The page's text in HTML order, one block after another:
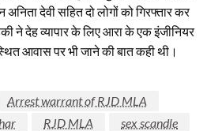
अनिता देवी सहित दो लोगों को गिरफ्तार कर
ने देह व्यापार के लिए आरा के एक इंजीनियर
आवास पर भी जाने की बात कही थी।
Arrest warrant of RJD MLA
RJD MLA sex scandle